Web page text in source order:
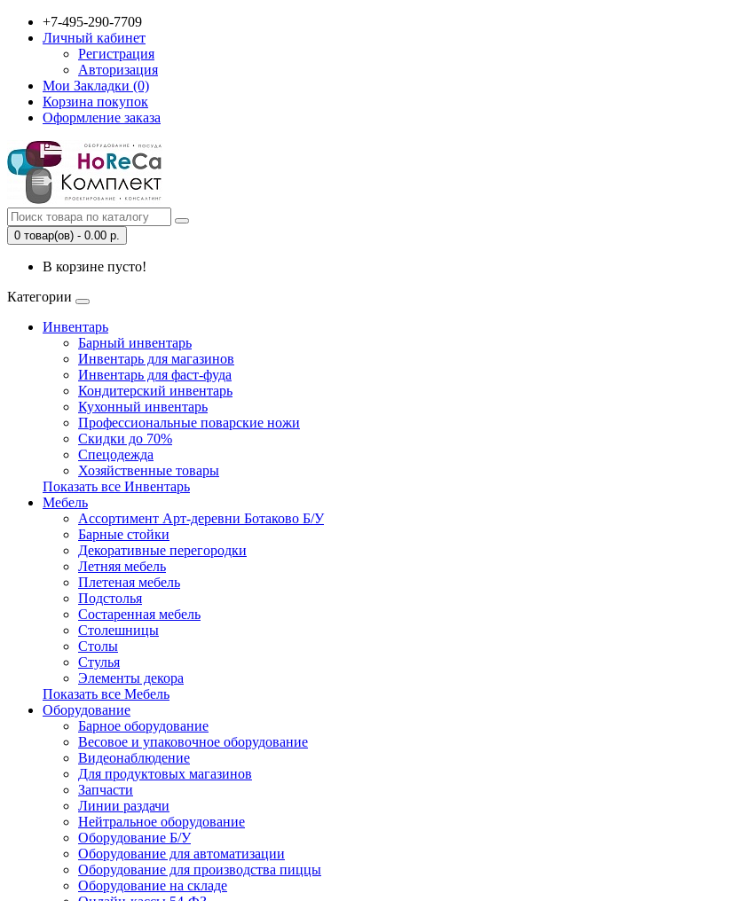
+7-495-290-7709
Личный кабинет
Регистрация
Авторизация
Мои Закладки (0)
Корзина покупок
Оформление заказа
0 товар(ов) - 0.00 р.
В корзине пусто!
Категории
Инвентарь
Барный инвентарь
Инвентарь для магазинов
Инвентарь для фаст-фуда
Кондитерский инвентарь
Кухонный инвентарь
Профессиональные поварские ножи
Скидки до 70%
Спецодежда
Хозяйственные товары
Показать все Инвентарь
Мебель
Ассортимент Арт-деревни Ботаково Б/У
Барные стойки
Декоративные перегородки
Летняя мебель
Плетеная мебель
Подстолья
Состаренная мебель
Столешницы
Столы
Стулья
Элементы декора
Показать все Мебель
Оборудование
Барное оборудование
Весовое и упаковочное оборудование
Видеонаблюдение
Для продуктовых магазинов
Запчасти
Линии раздачи
Нейтральное оборудование
Оборудование Б/У
Оборудование для автоматизации
Оборудование для производства пиццы
Оборудование на складе